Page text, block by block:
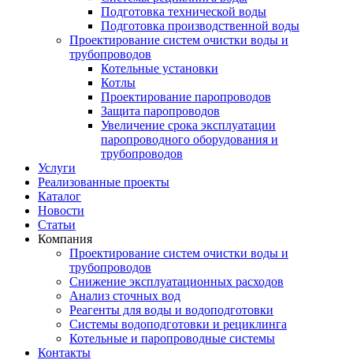
Подготовка технической воды
Подготовка производственной воды
Проектирование систем очистки воды и
трубопроводов
Котельные установки
Котлы
Проектирование паропроводов
Защита паропроводов
Увеличение срока эксплуатации
паропроводного оборудования и
трубопроводов
Услуги
Реализованные проекты
Каталог
Новости
Статьи
Компания
Проектирование систем очистки воды и
трубопроводов
Снижение эксплуатационных расходов
Анализ сточных вод
Реагенты для воды и водоподготовки
Системы водоподготовки и рециклинга
Котельные и паропроводные системы
Контакты